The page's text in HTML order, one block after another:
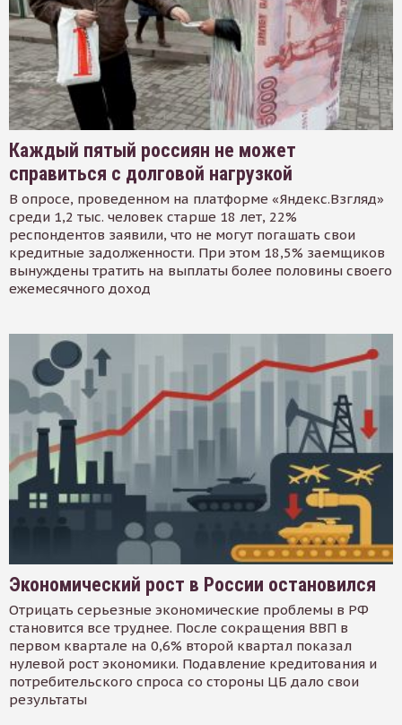
Каждый пятый россиян не может
справиться с долговой нагрузкой
В опросе, проведенном на платформе «Яндекс.Взгляд»
среди 1,2 тыс. человек старше 18 лет, 22%
респондентов заявили, что не могут погашать свои
кредитные задолженности. При этом 18,5% заемщиков
вынуждены тратить на выплаты более половины своего
ежемесячного доход
Экономический рост в России остановился
Отрицать серьезные экономические проблемы в РФ
становится все труднее. После сокращения ВВП в
первом квартале на 0,6% второй квартал показал
нулевой рост экономики. Подавление кредитования и
потребительского спроса со стороны ЦБ дало свои
результаты